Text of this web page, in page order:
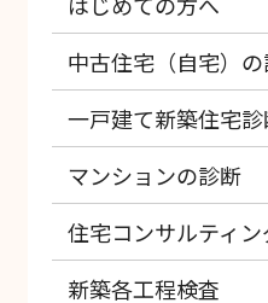
中古住宅（自宅）
一戸建て新築住宅
マンションの診断
住宅コンサルティン
新築各工程検査